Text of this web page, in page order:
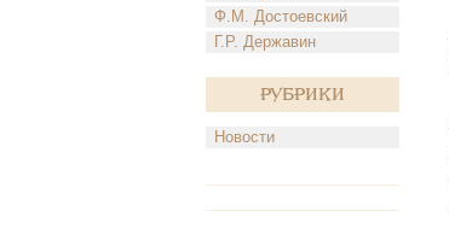
Ф.М. Достоевский
Г.Р. Державин
Рубрики
Новости